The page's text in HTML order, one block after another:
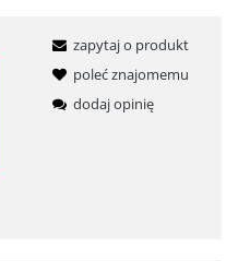
zapytaj o produkt
poleć znajomemu
dodaj opinię